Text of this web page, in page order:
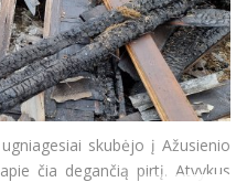
skubėjo į Ažusienio
čia degančią pirtį. Atvykus